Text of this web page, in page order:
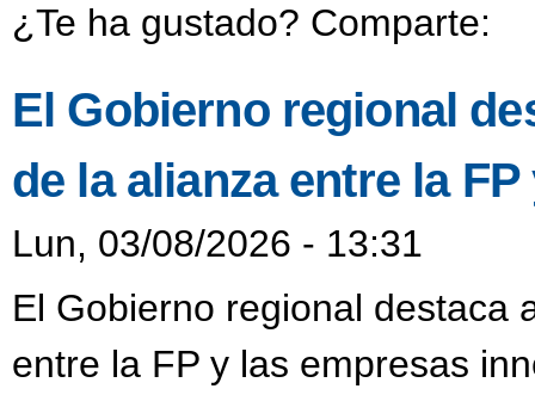
¿Te ha gustado? Comparte:
El Gobierno regional
de la alianza entre la
Lun, 03/08/2026 - 13:31
El Gobierno regional destaca
entre la FP y las empresas